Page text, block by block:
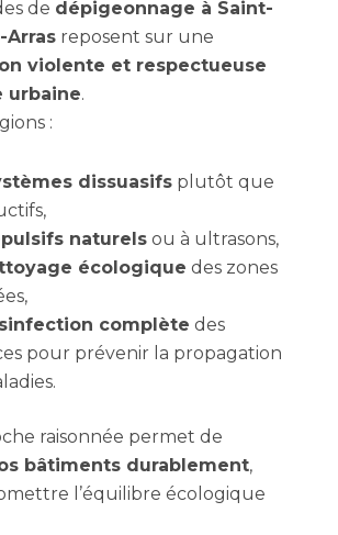
de dépigeonnage à Saint-
Arras reposent sur une
violente et respectueuse
urbaine.
:
dissuasifs plutôt que
naturels ou à ultrasons,
écologique des zones
complète des
pour prévenir la propagation
raisonnée permet de
bâtiments durablement,
l’équilibre écologique